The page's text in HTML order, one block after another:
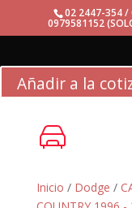
02 2447-354 /
0979581152
Añadir a la
Inicio / Dodge /